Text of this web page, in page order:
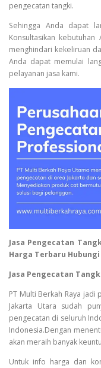
pengecatan tangki.
Sehingga Anda dapat
Konsultasikan
menghindari kekeliruan
Anda dapat memulai
pelayanan jasa kami.
Jasa Pengecatan
Harga Terbaru Hubungi
Jasa Pengecatan
PT Multi Berkah Raya jadi
Jakarta Utara sudah
pengecatan di seluruh
Indonesia.Dengan
akan meraih banyak
Untuk info harga dan